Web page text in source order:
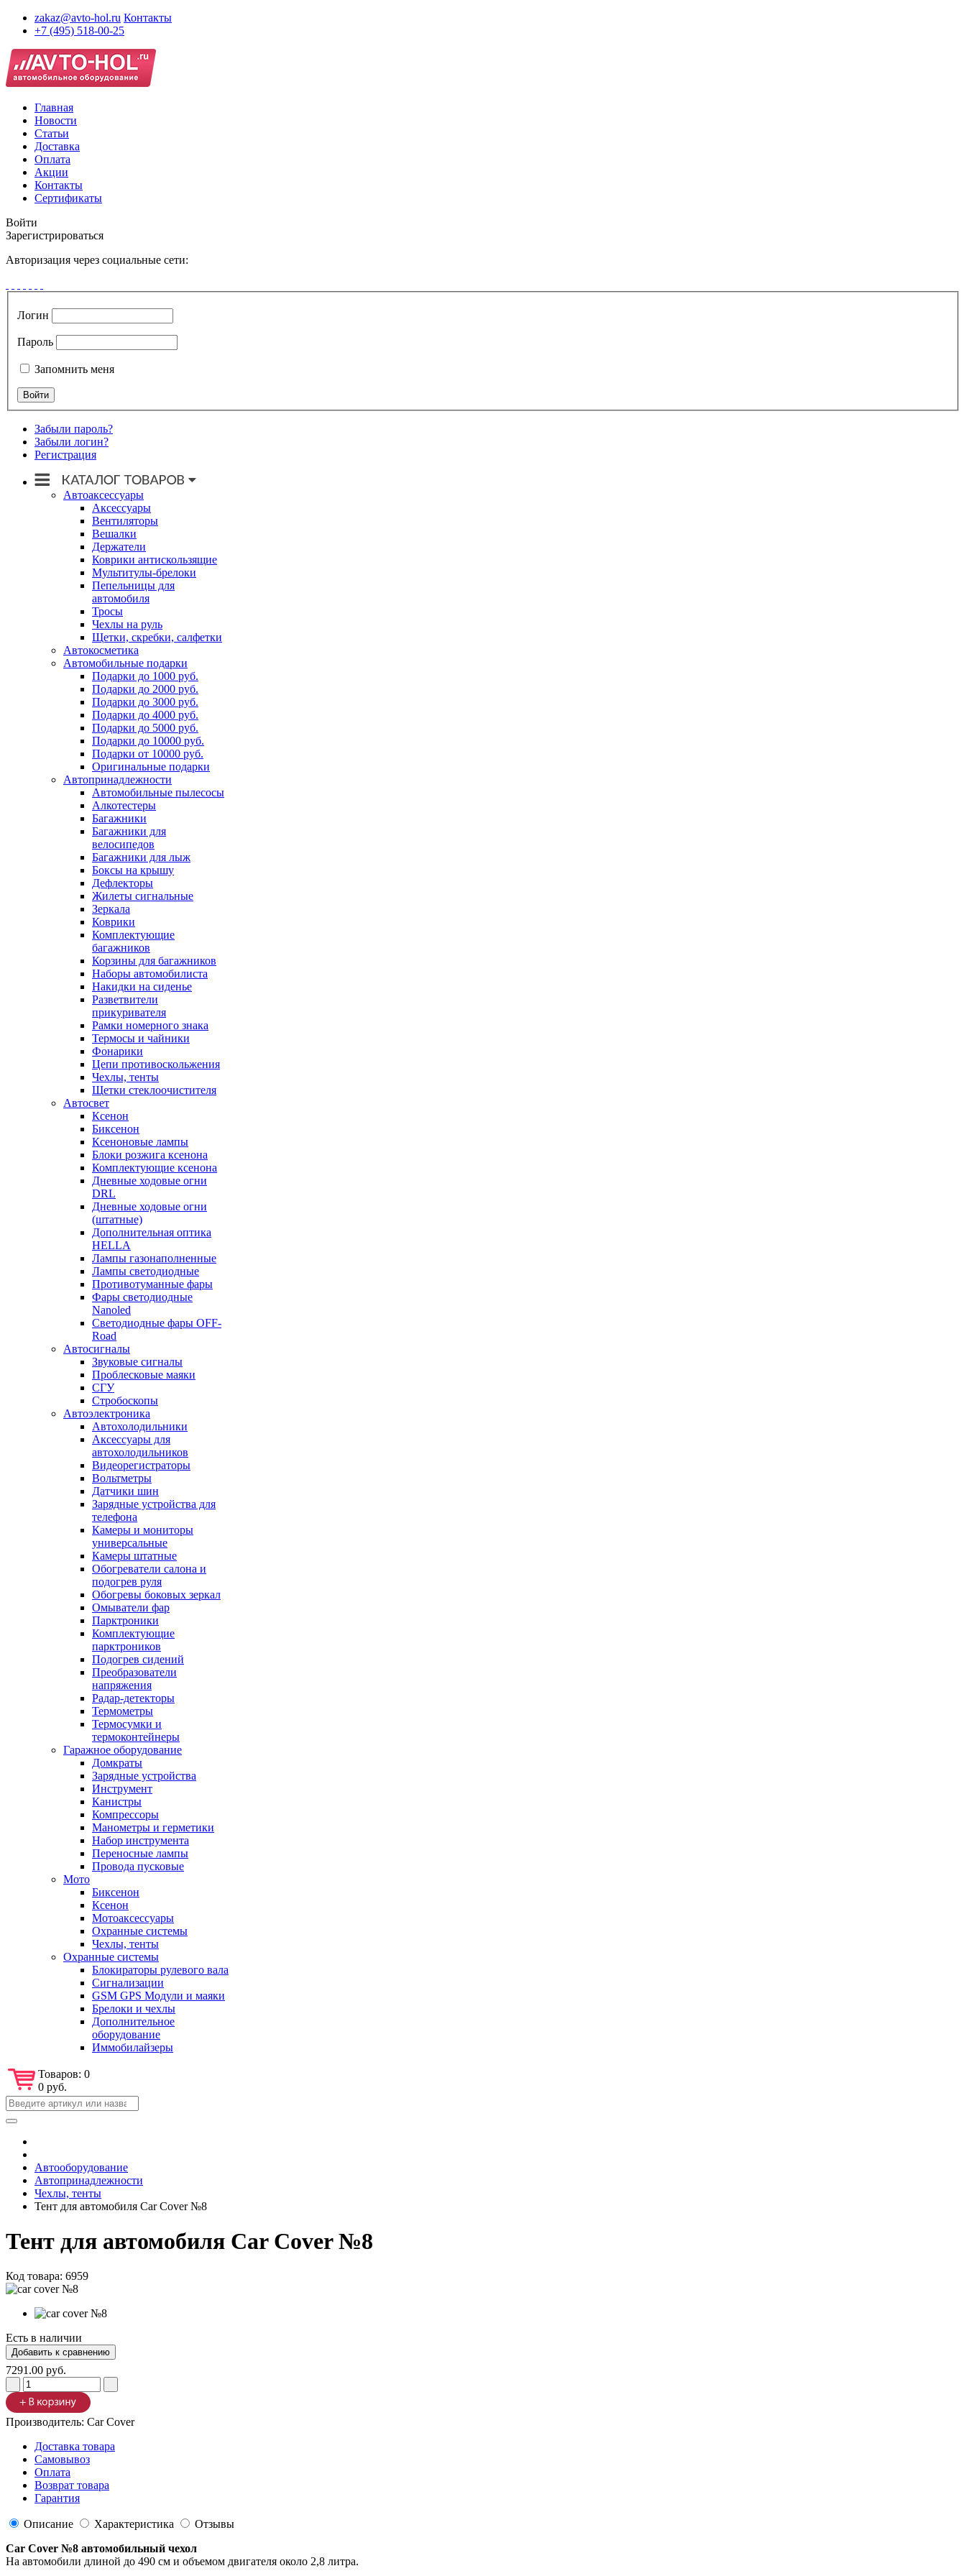
zakaz@avto-hol.ru Контакты
+7 (495) 518-00-25
Главная
Новости
Статьи
Доставка
Оплата
Акции
Контакты
Сертификаты
Войти
Зарегистрироваться
Авторизация через социальные сети:
Логин
Пароль
Запомнить меня
Забыли пароль?
Забыли логин?
Регистрация
Автоаксессуары
Аксессуары
Вентиляторы
Вешалки
Держатели
Коврики антискользящие
Мультитулы-брелоки
Пепельницы для
автомобиля
Тросы
Чехлы на руль
Щетки, скребки, салфетки
Автокосметика
Автомобильные подарки
Подарки до 1000 руб.
Подарки до 2000 руб.
Подарки до 3000 руб.
Подарки до 4000 руб.
Подарки до 5000 руб.
Подарки до 10000 руб.
Подарки от 10000 руб.
Оригинальные подарки
Автопринадлежности
Автомобильные пылесосы
Алкотестеры
Багажники
Багажники для
велосипедов
Багажники для лыж
Боксы на крышу
Дефлекторы
Жилеты сигнальные
Зеркала
Коврики
Комплектующие
багажников
Корзины для багажников
Наборы автомобилиста
Накидки на сиденье
Разветвители
прикуривателя
Рамки номерного знака
Термосы и чайники
Фонарики
Цепи противоскольжения
Чехлы, тенты
Щетки стеклоочистителя
Автосвет
Ксенон
Биксенон
Ксеноновые лампы
Блоки розжига ксенона
Комплектующие ксенона
Дневные ходовые огни
DRL
Дневные ходовые огни
(штатные)
Дополнительная оптика
HELLA
Лампы газонаполненные
Лампы светодиодные
Противотуманные фары
Фары светодиодные
Nanoled
Светодиодные фары OFF-
Road
Автосигналы
Звуковые сигналы
Проблесковые маяки
СГУ
Стробоскопы
Автоэлектроника
Автохолодильники
Аксессуары для
автохолодильников
Видеорегистраторы
Вольтметры
Датчики шин
Зарядные устройства для
телефона
Камеры и мониторы
универсальные
Камеры штатные
Обогреватели салона и
подогрев руля
Обогревы боковых зеркал
Омыватели фар
Парктроники
Комплектующие
парктроников
Подогрев сидений
Преобразователи
напряжения
Радар-детекторы
Термометры
Термосумки и
термоконтейнеры
Гаражное оборудование
Домкраты
Зарядные устройства
Инструмент
Канистры
Компрессоры
Манометры и герметики
Набор инструмента
Переносные лампы
Провода пусковые
Мото
Биксенон
Ксенон
Мотоаксессуары
Охранные системы
Чехлы, тенты
Охранные системы
Блокираторы рулевого вала
Сигнализации
GSM GPS Модули и маяки
Брелоки и чехлы
Дополнительное
оборудование
Иммобилайзеры
Товаров: 0
0 руб.
Автооборудование
Автопринадлежности
Чехлы, тенты
Тент для автомобиля Car Cover №8
Тент для автомобиля Car Cover №8
Код товара: 6959
Есть в наличии
7291.00 руб.
Производитель: Car Cover
Доставка товара
Самовывоз
Оплата
Возврат товара
Гарантия
Описание Характеристика
Отзывы
Car Cover №8 автомобильный чехол
На автомобили длиной до 490 см и объемом двигателя около 2,8 литра.